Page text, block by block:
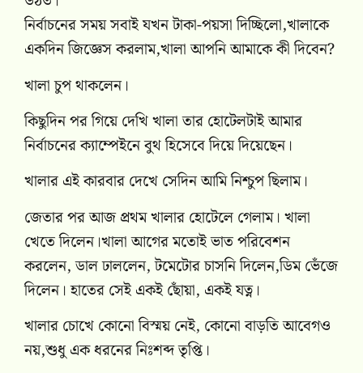
নির্বাচনের সময় সবাই যখন টাকা-পয়সা দিচ্ছিলো,খালাকে
একদিন জিজ্ঞেস করলাম,খালা আপনি আমাকে কী দিবেন?
খালা চুপ থাকলেন।
কিছুদিন পর গিয়ে দেখি খালা তার হোটেলটাই আমার
নির্বাচনের ক্যাম্পেইনে বুথ হিসেবে দিয়ে দিয়েছেন।
খালার এই কারবার দেখে সেদিন আমি নিশ্চুপ ছিলাম।
জেতার পর আজ প্রথম খালার হোটেলে গেলাম। খালা
খেতে দিলেন।খালা আগের মতোই ভাত পরিবেশন
করলেন, ডাল ঢাললেন, টমেটোর চাসনি দিলেন,ডিম ভেঁজে
দিলেন। হাতের সেই একই ছোঁয়া, একই যত্ন।
খালার চোখে কোনো বিস্ময় নেই, কোনো বাড়তি আবেগও
নয়,শুধু এক ধরনের নিঃশব্দ তৃপ্তি।